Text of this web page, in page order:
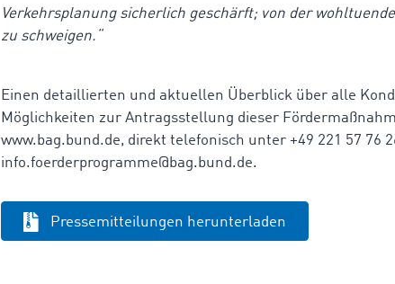
Verkehrsplanung sicherlich geschärft; von der
zu schweigen.“
Einen detaillierten und aktuellen Überblick über alle
Möglichkeiten zur Antragsstellung dieser
www.bag.bund.de, direkt telefonisch unter +49 221 57 76
info.foerderprogramme@bag.bund.de.
Pressemitteilungen herunterladen